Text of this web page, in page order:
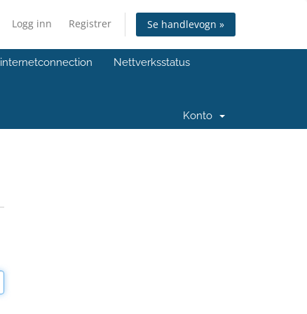
Logg inn Registrer Se handlevogn »
internetconnection Nettverksstatus
Konto